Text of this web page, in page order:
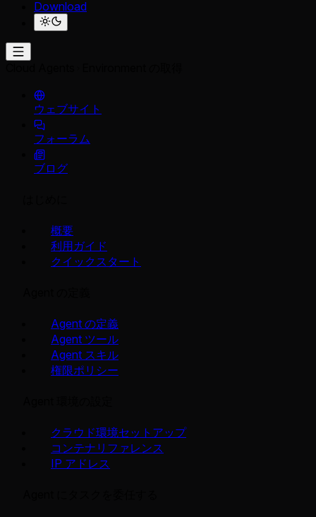
Download
ウェブサイト
フォーラム
ブログ
概要
利用ガイド
クイックスタート
Agent の定義
Agent ツール
Agent スキル
権限ポリシー
クラウド環境セットアップ
コンテナリファレンス
IP アドレス